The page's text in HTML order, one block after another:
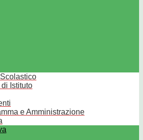
Istituto
e Amministrazione